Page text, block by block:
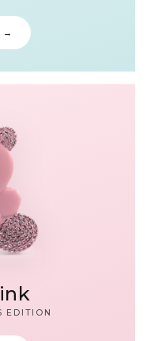
→
EDITION